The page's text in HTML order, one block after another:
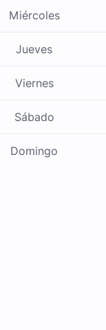
Miércoles
Jueves
Viernes
Sábado
Domingo